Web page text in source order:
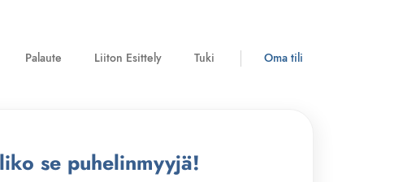
Palaute Liiton Esittely Tuki Oma tili
se puhelinmyyjä!